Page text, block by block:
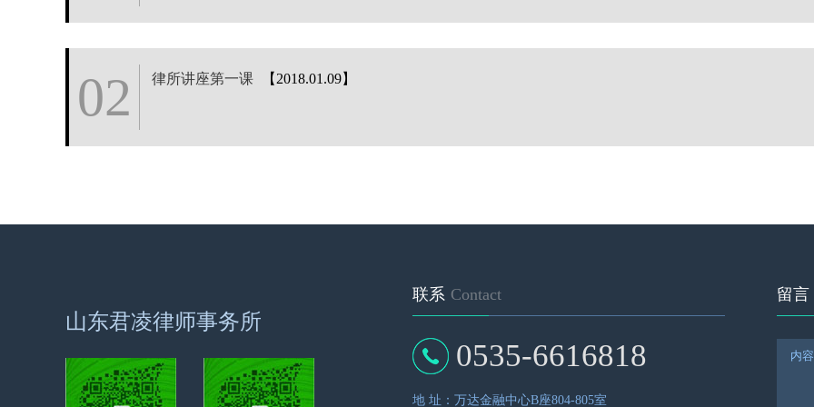
02 律所讲座第一课 【2018.01.09】
山东君凌律师事务所
联系 Contact
0535-6616818
地 址：万达金融中心B座804-805室
留言